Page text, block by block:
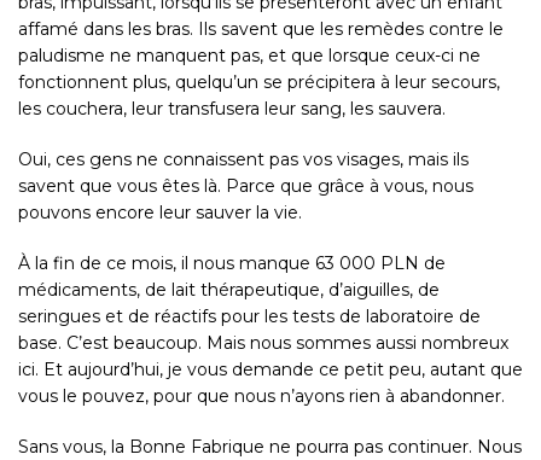
affamé dans les bras. Ils savent que les remèdes contre le
paludisme ne manquent pas, et que lorsque ceux-ci ne
fonctionnent plus, quelqu’un se précipitera à leur secours,
les couchera, leur transfusera leur sang, les sauvera.
Oui, ces gens ne connaissent pas vos visages, mais ils
savent que vous êtes là. Parce que grâce à vous, nous
pouvons encore leur sauver la vie.
À la fin de ce mois, il nous manque 63 000 PLN de
médicaments, de lait thérapeutique, d’aiguilles, de
seringues et de réactifs pour les tests de laboratoire de
base. C’est beaucoup. Mais nous sommes aussi nombreux
ici. Et aujourd’hui, je vous demande ce petit peu, autant que
vous le pouvez, pour que nous n’ayons rien à abandonner.
Sans vous, la Bonne Fabrique ne pourra pas continuer. Nous